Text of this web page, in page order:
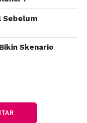
gua. Gua
ke situ gua
luka sajam. Tapi,
sehingga
terbilang anak
Sebelum
Skenario